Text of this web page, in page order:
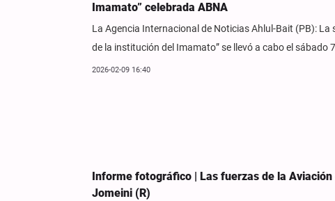
Imamato” celebrada ABNA
La Agencia Internacional de Noticias Ahlul-Bait (PB):
de la institución del Imamato” se llevó a cabo el
2026-02-09 16:40
Informe fotográfico | Las fuerzas de la
Jomeini (R)